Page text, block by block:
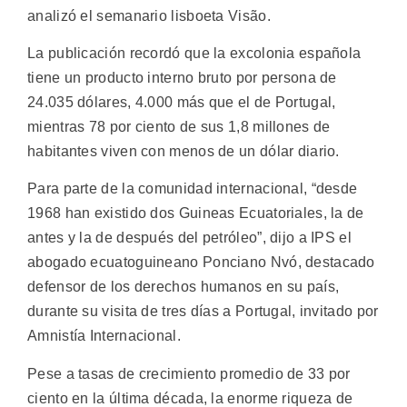
analizó el semanario lisboeta Visão.
La publicación recordó que la excolonia española
tiene un producto interno bruto por persona de
24.035 dólares, 4.000 más que el de Portugal,
mientras 78 por ciento de sus 1,8 millones de
habitantes viven con menos de un dólar diario.
Para parte de la comunidad internacional, “desde
1968 han existido dos Guineas Ecuatoriales, la de
antes y la de después del petróleo”, dijo a IPS el
abogado ecuatoguineano Ponciano Nvó, destacado
defensor de los derechos humanos en su país,
durante su visita de tres días a Portugal, invitado por
Amnistía Internacional.
Pese a tasas de crecimiento promedio de 33 por
ciento en la última década, la enorme riqueza de